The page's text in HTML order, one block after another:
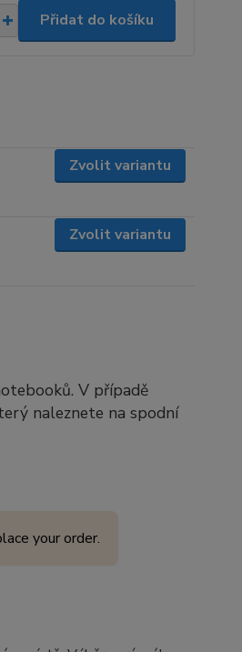
Přidat do košíku
Zvolit variantu
Zvolit variantu
V případě
naleznete na spodní
your order.